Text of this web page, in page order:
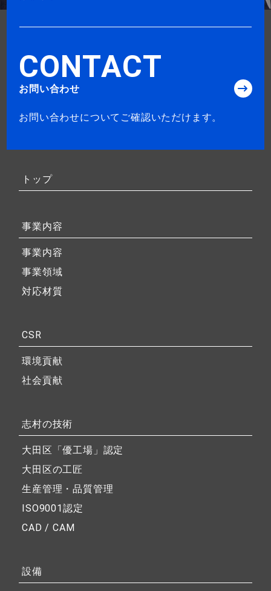
CONTACT
お問い合わせ
お問い合わせについてご確認いただけます。
トップ
事業内容
事業内容
事業領域
対応材質
CSR
環境貢献
社会貢献
志村の技術
大田区「優工場」認定
大田区の工匠
生産管理・品質管理
ISO9001認定
CAD / CAM
設備